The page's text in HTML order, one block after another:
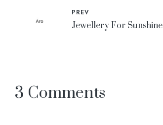
PREV
Jewellery For Sunshine
3 Comments